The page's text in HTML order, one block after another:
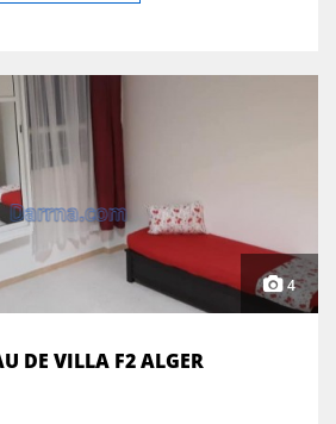
4
DE VILLA F2 ALGER